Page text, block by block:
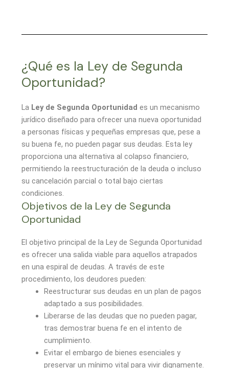
¿Qué es la Ley de Segunda
Oportunidad?
La Ley de Segunda Oportunidad es un mecanismo
jurídico diseñado para ofrecer una nueva oportunidad
a personas físicas y pequeñas empresas que, pese a
su buena fe, no pueden pagar sus deudas. Esta ley
proporciona una alternativa al colapso financiero,
permitiendo la reestructuración de la deuda o incluso
su cancelación parcial o total bajo ciertas
condiciones.
Objetivos de la Ley de Segunda
Oportunidad
El objetivo principal de la Ley de Segunda Oportunidad
es ofrecer una salida viable para aquellos atrapados
en una espiral de deudas. A través de este
procedimiento, los deudores pueden:
Reestructurar sus deudas en un plan de pagos
adaptado a sus posibilidades.
Liberarse de las deudas que no pueden pagar,
tras demostrar buena fe en el intento de
cumplimiento.
Evitar el embargo de bienes esenciales y
preservar un mínimo vital para vivir dignamente.